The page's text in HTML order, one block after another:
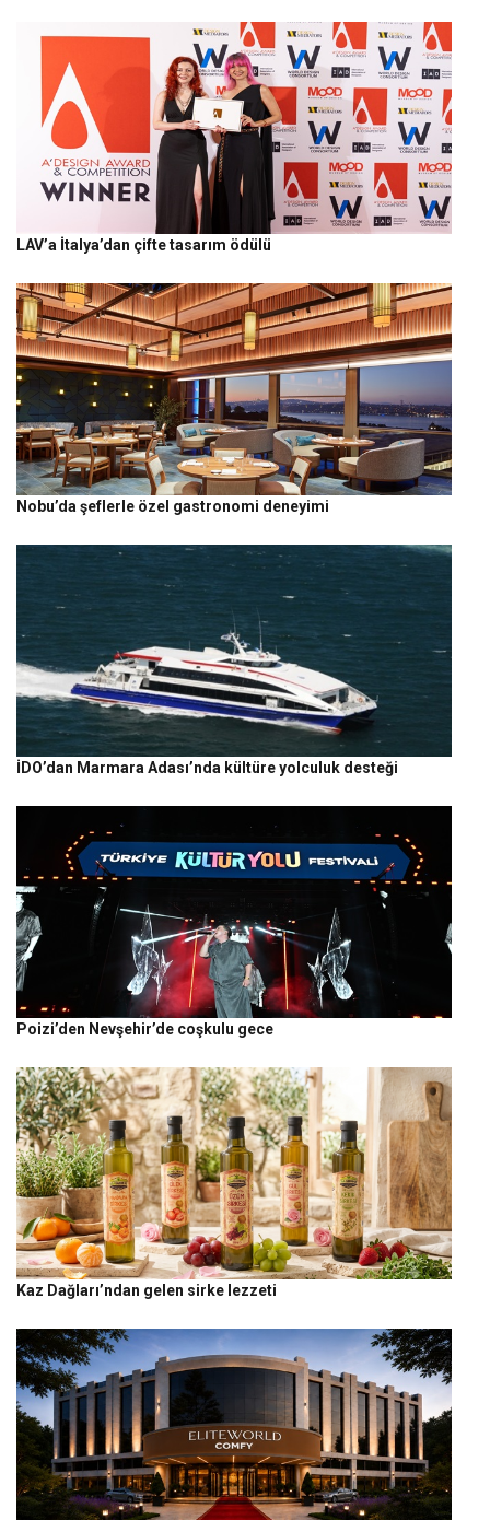
LAV’a İtalya’dan çifte tasarım ödülü
Nobu’da şeflerle özel gastronomi deneyimi
İDO’dan Marmara Adası’nda kültüre yolculuk desteği
Poizi’den Nevşehir’de coşkulu gece
Kaz Dağları’ndan gelen sirke lezzeti